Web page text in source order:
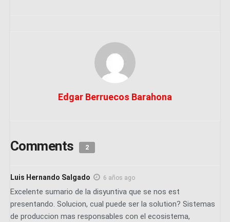
Edgar Berruecos Barahona
Comments 2
Luis Hernando Salgado 6 años ago
Excelente sumario de la disyuntiva que se nos est
presentando. Solucion, cual puede ser la solution? Sistemas
de produccion mas responsables con el ecosistema,